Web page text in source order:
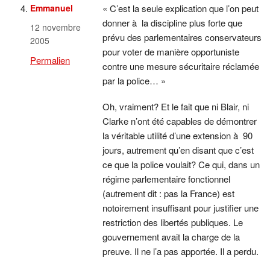
Emmanuel
12 novembre
2005
Permalien
« C’est la seule explication que l’on peut
donner à la discipline plus forte que
prévu des parlementaires conservateurs
pour voter de manière opportuniste
contre une mesure sécuritaire réclamée
par la police… »
Oh, vraiment? Et le fait que ni Blair, ni
Clarke n’ont été capables de démontrer
la véritable utilité d’une extension à 90
jours, autrement qu’en disant que c’est
ce que la police voulait? Ce qui, dans un
régime parlementaire fonctionnel
(autrement dit : pas la France) est
notoirement insuffisant pour justifier une
restriction des libertés publiques. Le
gouvernement avait la charge de la
preuve. Il ne l’a pas apportée. Il a perdu.